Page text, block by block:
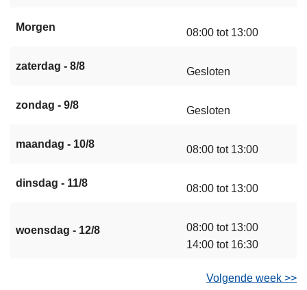
Morgen 08:00 tot 13:00
zaterdag - 8/8 Gesloten
zondag - 9/8 Gesloten
maandag - 10/8 08:00 tot 13:00
dinsdag - 11/8 08:00 tot 13:00
woensdag - 12/8
08:00 tot 13:00
14:00 tot 16:30
Volgende week >>